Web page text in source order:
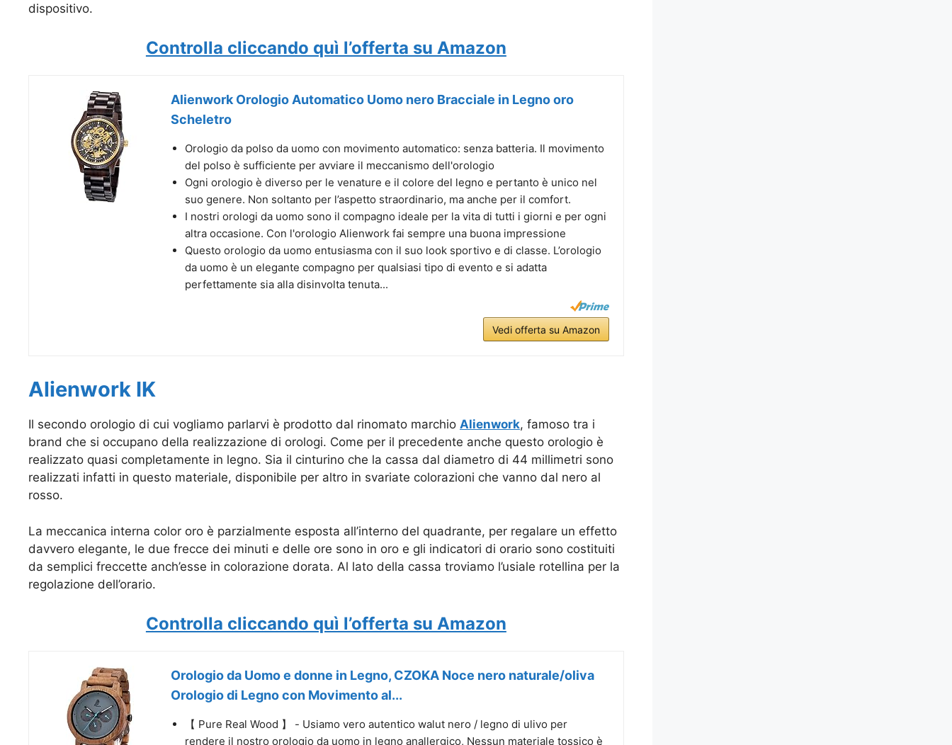
dispositivo.
Controlla cliccando quì l’offerta su Amazon
Alienwork Orologio Automatico Uomo nero Bracciale in Legno oro
Scheletro
Orologio da polso da uomo con movimento automatico: senza batteria. Il movimento
del polso è sufficiente per avviare il meccanismo dell'orologio
Ogni orologio è diverso per le venature e il colore del legno e pertanto è unico nel
suo genere. Non soltanto per l’aspetto straordinario, ma anche per il comfort.
I nostri orologi da uomo sono il compagno ideale per la vita di tutti i giorni e per ogni
altra occasione. Con l'orologio Alienwork fai sempre una buona impressione
Questo orologio da uomo entusiasma con il suo look sportivo e di classe. L’orologio
da uomo è un elegante compagno per qualsiasi tipo di evento e si adatta
perfettamente sia alla disinvolta tenuta...
Vedi offerta su Amazon
Alienwork IK
Il secondo orologio di cui vogliamo parlarvi è prodotto dal rinomato marchio Alienwork, famoso tra i
brand che si occupano della realizzazione di orologi. Come per il precedente anche questo orologio è
realizzato quasi completamente in legno. Sia il cinturino che la cassa dal diametro di 44 millimetri sono
realizzati infatti in questo materiale, disponibile per altro in svariate colorazioni che vanno dal nero al
rosso.
La meccanica interna color oro è parzialmente esposta all’interno del quadrante, per regalare un effetto
davvero elegante, le due frecce dei minuti e delle ore sono in oro e gli indicatori di orario sono costituiti
da semplici freccette anch’esse in colorazione dorata. Al lato della cassa troviamo l’usiale rotellina per la
regolazione dell’orario.
Controlla cliccando quì l’offerta su Amazon
Orologio da Uomo e donne in Legno, CZOKA Noce nero naturale/oliva
Orologio di Legno con Movimento al...
【 Pure Real Wood 】 - Usiamo vero autentico walut nero / legno di ulivo per
rendere il nostro orologio da uomo in legno anallergico, Nessun materiale tossico è